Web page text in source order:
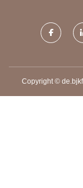
Copyright ©